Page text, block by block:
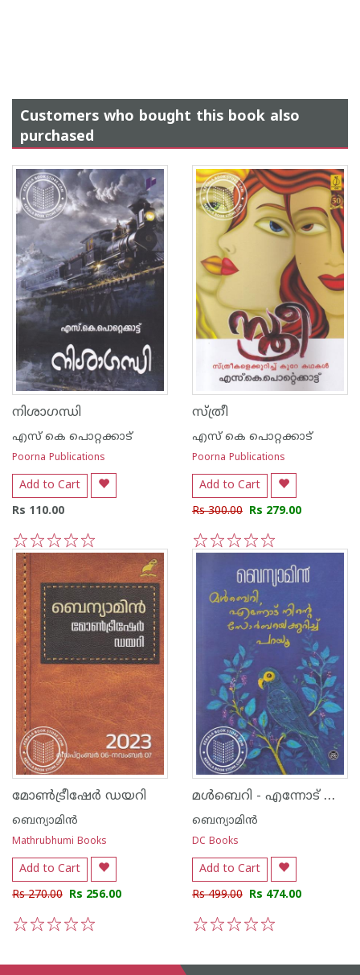
Customers who bought this book also
purchased
നിശാഗന്ധി
എസ്‌ കെ പൊറ്റക്കാട്‌
Poorna Publications
Add to Cart
Rs 110.00
5
4
3
2
1
സ്ത്രീ
എസ്‌ കെ പൊറ്റക്കാട്‌
Poorna Publications
Add to Cart
Rs 300.00 Rs 279.00
5
4
3
2
1
മോണ്‍ട്രീഷേര്‍ ഡയറി
ബെന്യാമിന്‍
Mathrubhumi Books
Add to Cart
Rs 270.00 Rs 256.00
മൾബെറി - എന്നോട് നിന്റെ സോർബയെകുറിച്ചു പറയു
ബെന്യാമിന്‍
DC Books
Add to Cart
Rs 499.00 Rs 474.00